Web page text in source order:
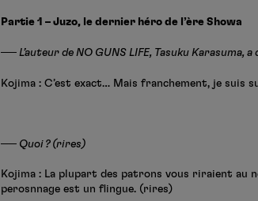
Partie 1 – Juzo, le dernier héro de l’ère Showa
── L’auteur de NO GUNS LIFE, Tasuku Karasuma,
Kojima : C’est exact… Mais franchement, je suis
── Quoi ? (rires)
Kojima : La plupart des patrons vous riraient au
perosnnage est un flingue. (rires)